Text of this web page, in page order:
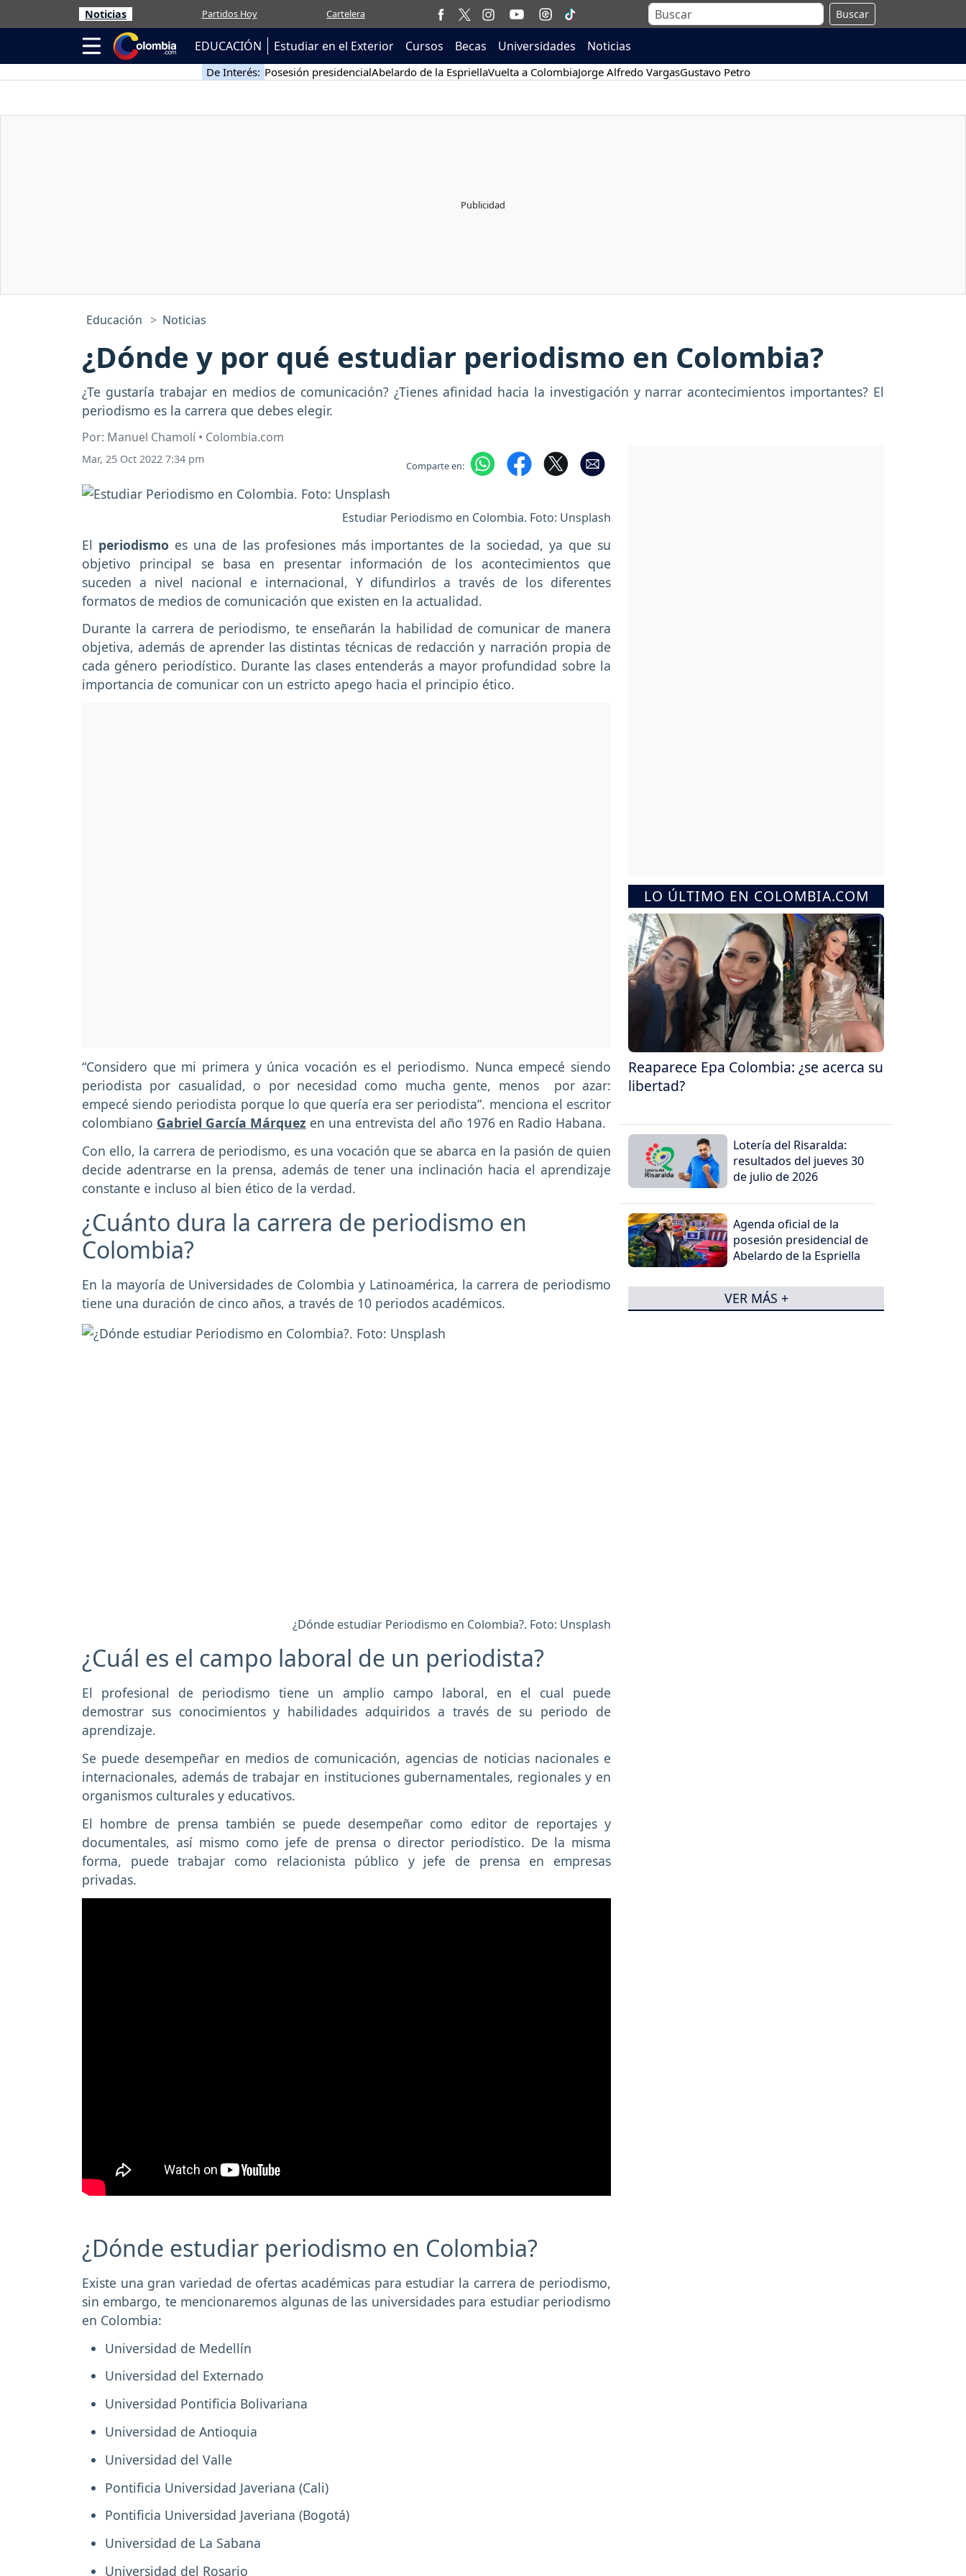
Noticias Partidos Hoy Cartelera Buscar
EDUCACIÓN Estudiar en el Exterior Cursos Becas Universidades Noticias
De Interés: Posesión presidencialAbelardo de la EspriellaVuelta a ColombiaJorge Alfredo VargasGustavo Petro
Educación Noticias
¿Dónde y por qué estudiar periodismo en Colombia?
¿Te gustaría trabajar en medios de comunicación? ¿Tienes afinidad hacia la investigación y narrar acontecimientos importantes? El
periodismo es la carrera que debes elegir.
Por: Manuel Chamolí • Colombia.com
Mar, 25 Oct 2022 7:34 pm Comparte en:
Estudiar Periodismo en Colombia. Foto: Unsplash
El periodismo es una de las profesiones más importantes de la sociedad, ya que su
objetivo principal se basa en presentar información de los acontecimientos que
suceden a nivel nacional e internacional, Y difundirlos a través de los diferentes
formatos de medios de comunicación que existen en la actualidad.
Durante la carrera de periodismo, te enseñarán la habilidad de comunicar de manera
objetiva, además de aprender las distintas técnicas de redacción y narración propia de
cada género periodístico. Durante las clases entenderás a mayor profundidad sobre la
importancia de comunicar con un estricto apego hacia el principio ético.
“Considero que mi primera y única vocación es el periodismo. Nunca empecé siendo
periodista por casualidad, o por necesidad como mucha gente, menos por azar:
empecé siendo periodista porque lo que quería era ser periodista”. menciona el escritor
colombiano Gabriel García Márquez en una entrevista del año 1976 en Radio Habana.
Con ello, la carrera de periodismo, es una vocación que se abarca en la pasión de quien
decide adentrarse en la prensa, además de tener una inclinación hacia el aprendizaje
constante e incluso al bien ético de la verdad.
¿Cuánto dura la carrera de periodismo en
Colombia?
En la mayoría de Universidades de Colombia y Latinoamérica, la carrera de periodismo
tiene una duración de cinco años, a través de 10 periodos académicos.
¿Dónde estudiar Periodismo en Colombia?. Foto: Unsplash
¿Cuál es el campo laboral de un periodista?
El profesional de periodismo tiene un amplio campo laboral, en el cual puede
demostrar sus conocimientos y habilidades adquiridos a través de su periodo de
aprendizaje.
Se puede desempeñar en medios de comunicación, agencias de noticias nacionales e
internacionales, además de trabajar en instituciones gubernamentales, regionales y en
organismos culturales y educativos.
El hombre de prensa también se puede desempeñar como editor de reportajes y
documentales, así mismo como jefe de prensa o director periodístico. De la misma
forma, puede trabajar como relacionista público y jefe de prensa en empresas
privadas.
¿Dónde estudiar periodismo en Colombia?
Existe una gran variedad de ofertas académicas para estudiar la carrera de periodismo,
sin embargo, te mencionaremos algunas de las universidades para estudiar periodismo
en Colombia:
Universidad de Medellín
Universidad del Externado
Universidad Pontificia Bolivariana
Universidad de Antioquia
Universidad del Valle
Pontificia Universidad Javeriana (Cali)
Pontificia Universidad Javeriana (Bogotá)
Universidad de La Sabana
Universidad del Rosario
LO ÚLTIMO EN COLOMBIA.COM
Reaparece Epa Colombia: ¿se acerca su
libertad?
Lotería del Risaralda:
resultados del jueves 30
de julio de 2026
Agenda oficial de la
posesión presidencial de
Abelardo de la Espriella
VER MÁS +